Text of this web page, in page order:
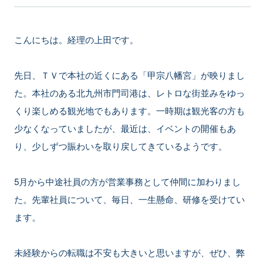
こんにちは。経理の上田です。
先日、ＴＶで本社の近くにある「甲宗八幡宮」が映りまし
た。本社のある北九州市門司港は、レトロな街並みをゆっ
くり楽しめる観光地でもあります。一時期は観光客の方も
少なくなっていましたが、最近は、イベントの開催もあ
り、少しずつ賑わいを取り戻してきているようです。
5月から中途社員の方が営業事務として仲間に加わりまし
た。先輩社員について、毎日、一生懸命、研修を受けてい
ます。
未経験からの転職は不安も大きいと思いますが、ぜひ、弊